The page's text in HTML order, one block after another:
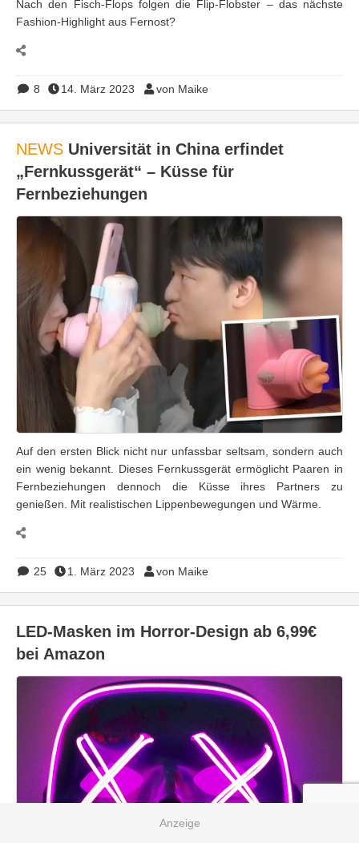
Nach den Fisch-Flops folgen die Flip-Flobster – das nächste
Fashion-Highlight aus Fernost?
8 14. März 2023 von Maike
NEWS Universität in China erfindet
„Fernkussgerät“ – Küsse für
Fernbeziehungen
Auf den ersten Blick nicht nur unfassbar seltsam, sondern auch
ein wenig bekannt. Dieses Fernkussgerät ermöglicht Paaren in
Fernbeziehungen dennoch die Küsse ihres Partners zu
genießen. Mit realistischen Lippenbewegungen und Wärme.
25 1. März 2023 von Maike
LED-Masken im Horror-Design ab 6,99€
bei Amazon